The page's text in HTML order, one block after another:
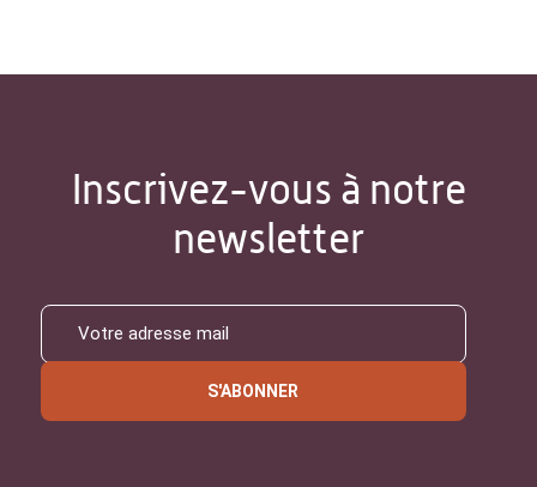
Inscrivez-vous à notre
newsletter
S'ABONNER